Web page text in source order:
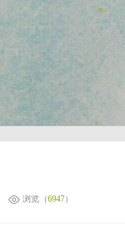
浏览（6947）